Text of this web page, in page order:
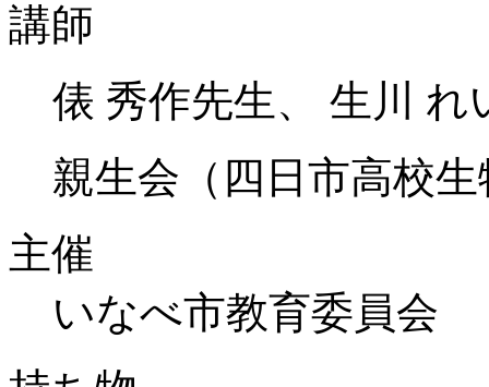
講師
俵 秀作先生、 生川 れ
親生会（四日市高校
主催
いなべ市教育委員会